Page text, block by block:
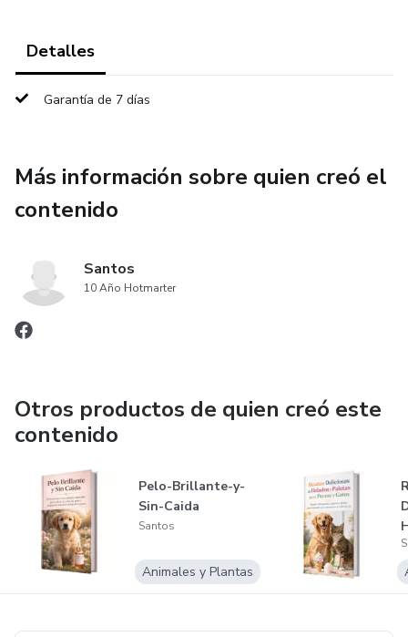
Detalles
Garantía de 7 días
Más información sobre quien creó el
contenido
Santos
10 Año Hotmarter
Otros productos de quien creó este
contenido
Pelo-Brillante-y-
Sin-Caida
Santos
Animales y Plantas